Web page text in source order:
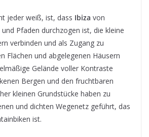
jeder weiß, ist, dass Ibiza von
Pfaden durchzogen ist, die kleine
verbinden und als Zugang zu
Flächen und abgelegenen Häusern
Gelände voller Kontraste
Bergen und den fruchtbaren
kleinen Grundstücke haben zu
und dichten Wegenetz geführt, das
ist.